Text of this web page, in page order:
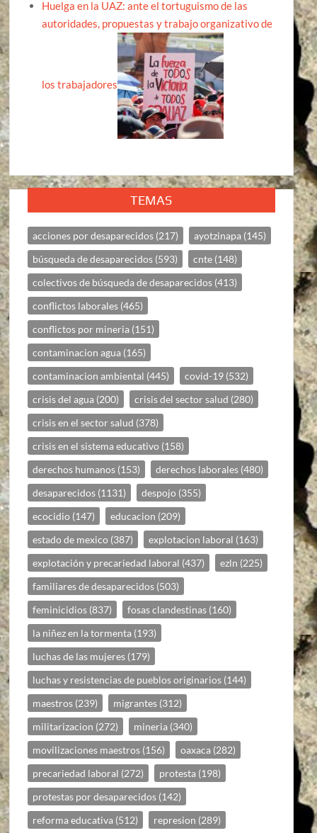
Huelga en la UAZ: ante el tortuguismo de las
autoridades, propuestas y trabajo organizativo de
los trabajadores
TEMAS
acciones por desaparecidos (217) ayotzinapa (145)
búsqueda de desaparecidos (593) cnte (148)
colectivos de búsqueda de desaparecidos (413)
conflictos laborales (465)
conflictos por mineria (151)
contaminacion agua (165)
contaminacion ambiental (445) covid-19 (532)
crisis del agua (200) crisis del sector salud (280)
crisis en el sector salud (378)
crisis en el sistema educativo (158)
derechos humanos (153) derechos laborales (480)
desaparecidos (1131) despojo (355)
ecocidio (147) educacion (209)
estado de mexico (387) explotacion laboral (163)
explotación y precariedad laboral (437) ezln (225)
familiares de desaparecidos (503)
feminicidios (837) fosas clandestinas (160)
la niñez en la tormenta (193)
luchas de las mujeres (179)
luchas y resistencias de pueblos originarios (144)
maestros (239) migrantes (312)
militarizacion (272) mineria (340)
movilizaciones maestros (156) oaxaca (282)
precariedad laboral (272) protesta (198)
protestas por desaparecidos (142)
reforma educativa (512) represion (289)